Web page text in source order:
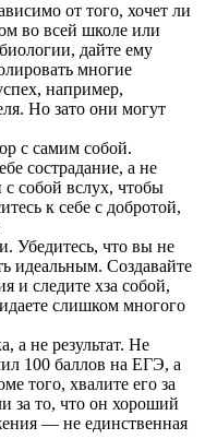
от того, хочет ли
во всей школе или
дайте ему
многие
например,
Но зато они могут
с самим собой.
сострадание, а не
собой вслух, чтобы
к себе с добротой,
Убедитесь, что вы не
идеальным. Создавайте
и следите хза собой,
слишком многого
а не результат. Не
100 баллов на ЕГЭ, а
того, хвалите его за
за то, что он хороший
— не единственная